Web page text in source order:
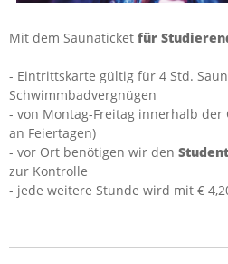
Mit dem Saunaticket für
- Eintrittskarte gültig für 4 Std.
Schwimmbadvergnügen
- von Montag-Freitag innerhalb
an Feiertagen)
- vor Ort benötigen wir den
zur Kontrolle
- jede weitere Stunde wird mit €